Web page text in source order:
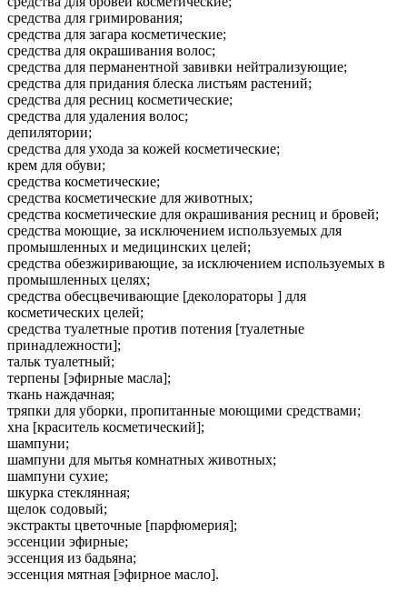
средства для гримирования;
средства для загара косметические;
средства для окрашивания волос;
средства для перманентной завивки нейтрализующие;
средства для придания блеска листьям растений;
средства для ресниц косметические;
средства для удаления волос;
депилятории;
средства для ухода за кожей косметические;
крем для обуви;
средства косметические;
средства косметические для животных;
средства косметические для окрашивания ресниц и бровей;
средства моющие, за исключением используемых для
промышленных и медицинских целей;
средства обезжиривающие, за исключением используемых в
промышленных целях;
средства обесцвечивающие [деколораторы ] для
косметических целей;
средства туалетные против потения [туалетные
принадлежности];
тальк туалетный;
терпены [эфирные масла];
ткань наждачная;
тряпки для уборки, пропитанные моющими средствами;
хна [краситель косметический];
шампуни;
шампуни для мытья комнатных животных;
шампуни сухие;
шкурка стеклянная;
щелок содовый;
экстракты цветочные [парфюмерия];
эссенции эфирные;
эссенция из бадьяна;
эссенция мятная [эфирное масло].